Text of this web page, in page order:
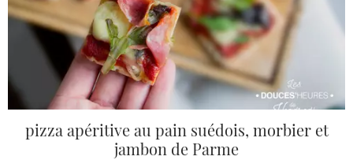
pizza apéritive au pain suédois, morbier et
jambon de Parme